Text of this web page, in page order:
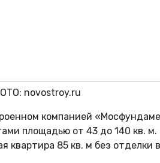
novostroy.ru
компанией
площадью от 43 до 140 кв.
квартира 85 кв. м без отделки